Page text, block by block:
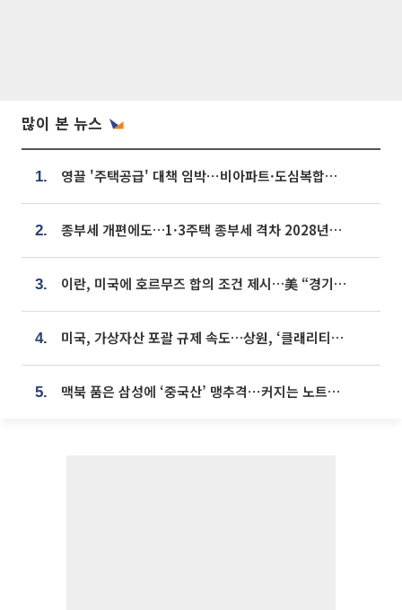
많이 본 뉴스
1. 영끌 '주택공급' 대책 임박⋯비아파트·도심복합까지 총동원
2. 종부세 개편에도…1·3주택 종부세 격차 2028년부터 확대
3. 이란, 미국에 호르무즈 합의 조건 제시…美 “경기 아직 안 끝나” [종합]
4. 미국, 가상자산 포괄 규제 속도…상원, ‘클래리티법’ 9월 절차투표 추진
5. 맥북 품은 삼성에 ‘중국산’ 맹추격⋯커지는 노트북 OLED 시장